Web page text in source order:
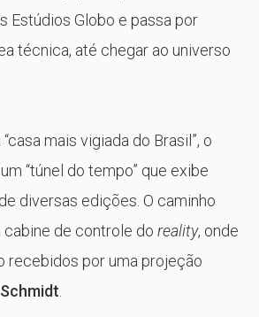
Estúdios Globo e passa por
técnica, até chegar ao universo
mais vigiada do Brasil”, o
“túnel do tempo” que exibe
diversas edições. O caminho
cabine de controle do reality, onde
recebidos por uma projeção